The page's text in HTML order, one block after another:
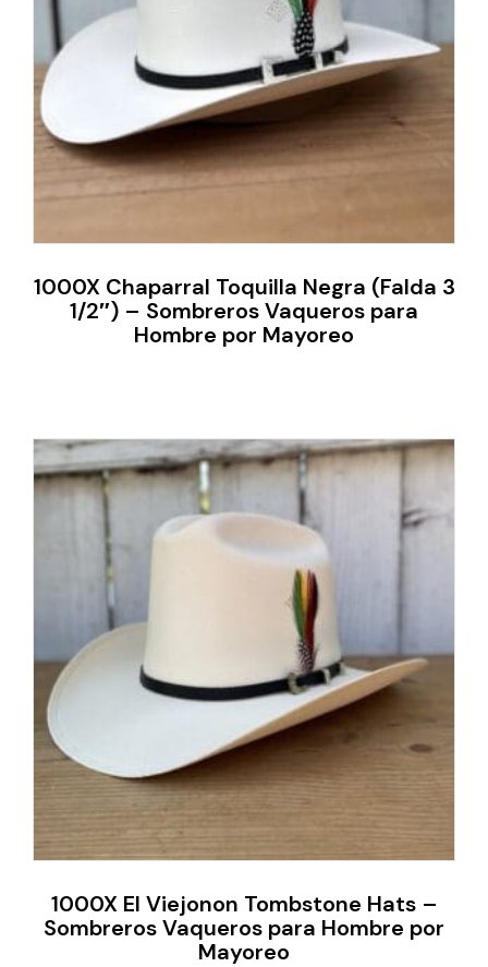
1000X Chaparral Toquilla Negra (Falda 3
1/2″) – Sombreros Vaqueros para
Hombre por Mayoreo
1000X El Viejonon Tombstone Hats –
Sombreros Vaqueros para Hombre por
Mayoreo